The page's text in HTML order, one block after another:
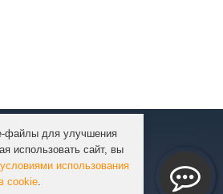
файлы для улучшения
использовать сайт, вы
условиями использования
cookie.
КОМПАНИЯ
КАТАЛОГ
УСЛУГИ